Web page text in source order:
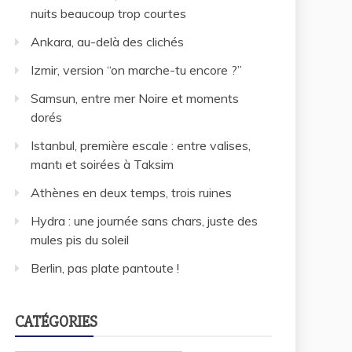
nuits beaucoup trop courtes
Ankara, au-delà des clichés
Izmir, version “on marche-tu encore ?”
Samsun, entre mer Noire et moments
dorés
Istanbul, première escale : entre valises,
mantı et soirées à Taksim
Athènes en deux temps, trois ruines
Hydra : une journée sans chars, juste des
mules pis du soleil
Berlin, pas plate pantoute !
CATÉGORIES